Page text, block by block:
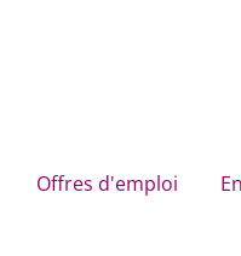
Offres d'emploi